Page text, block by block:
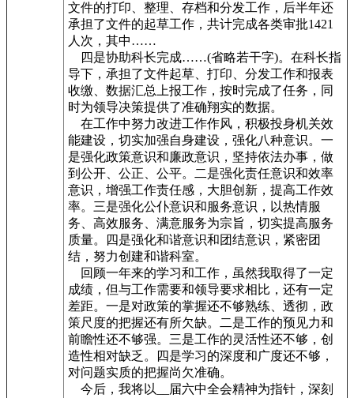
文件的打印、整理、存档和分发工作，后半年还
承担了文件的起草工作，共计完成各类审批1421
人次，其中……
四是协助科长完成……(省略若干字)。在科长指
导下，承担了文件起草、打印、分发工作和报表
收缴、数据汇总上报工作，按时完成了任务，同
时为领导决策提供了准确翔实的数据。
在工作中努力改进工作作风，积极投身机关效
能建设，切实加强自身建设，强化八种意识。一
是强化政策意识和廉政意识，坚持依法办事，做
到公开、公正、公平。二是强化责任意识和效率
意识，增强工作责任感，大胆创新，提高工作效
率。三是强化公仆意识和服务意识，以热情服
务、高效服务、满意服务为宗旨，切实提高服务
质量。四是强化和谐意识和团结意识，紧密团
结，努力创建和谐科室。
回顾一年来的学习和工作，虽然我取得了一定
成绩，但与工作需要和领导要求相比，还有一定
差距。一是对政策的掌握还不够熟练、透彻，政
策尺度的把握还有所欠缺。二是工作的预见力和
前瞻性还不够强。三是工作的灵活性还不够，创
造性相对缺乏。四是学习的深度和广度还不够，
对问题实质的把握尚欠准确。
今后，我将以__
届六中全会精神为指针，深刻